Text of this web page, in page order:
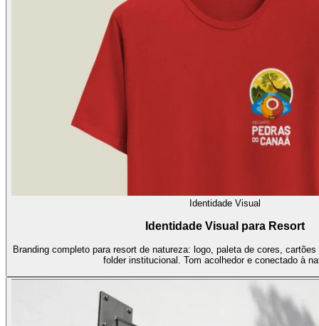
Identidade Visual
Identidade Visual para Resort
Branding completo para resort de natureza: logo, paleta de cores,
folder institucional. Tom acolhedor e conectado à